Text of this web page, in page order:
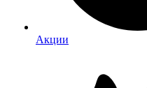
Акции